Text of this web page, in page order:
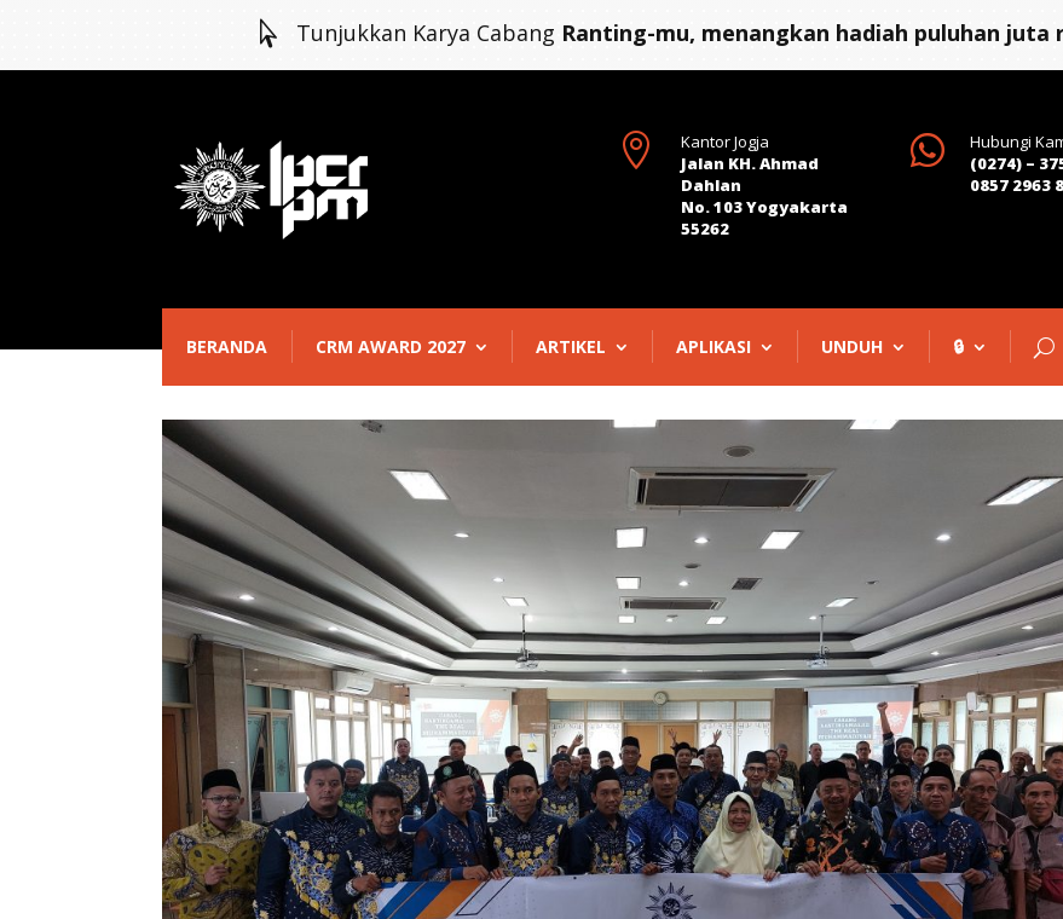
 Tunjukkan Karya Cabang Ranting-mu, menangkan hadiah puluhan juta

Kantor Jogja
Jalan KH. Ahmad
Dahlan
No. 103 Yogyakarta
55262

Hubungi
(0274) –
0857 2963
BERANDA CRM AWARD 2027 ARTIKEL APLIKASI UNDUH 🔒